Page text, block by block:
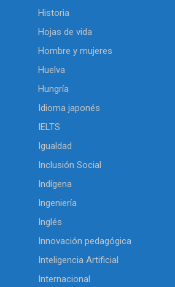
Historia
Hojas de vida
Hombre y mujeres
Huelva
Hungría
Idioma japonés
IELTS
Igualdad
Inclusión Social
Indígena
Ingeniería
Inglés
Innovación pedagógica
Inteligencia Artificial
Internacional